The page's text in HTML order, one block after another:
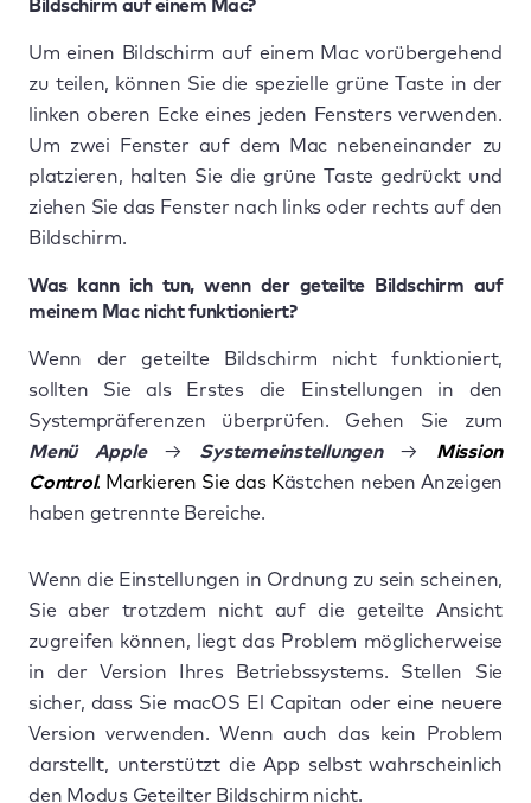
Bildschirm auf einem Mac?
Um einen Bildschirm auf einem Mac vorübergehend
zu teilen, können Sie die spezielle grüne Taste in der
linken oberen Ecke eines jeden Fensters verwenden.
Um zwei Fenster auf dem Mac nebeneinander zu
platzieren, halten Sie die grüne Taste gedrückt und
ziehen Sie das Fenster nach links oder rechts auf den
Bildschirm.
Was kann ich tun, wenn der geteilte Bildschirm auf
meinem Mac nicht funktioniert?
Wenn der geteilte Bildschirm nicht funktioniert,
sollten Sie als Erstes die Einstellungen in den
Systempräferenzen überprüfen. Gehen Sie zum
Menü Apple→ Systemeinstellungen → Mission
Control. Markieren Sie das Kästchen neben Anzeigen
haben getrennte Bereiche.
Wenn die Einstellungen in Ordnung zu sein scheinen,
Sie aber trotzdem nicht auf die geteilte Ansicht
zugreifen können, liegt das Problem möglicherweise
in der Version Ihres Betriebssystems. Stellen Sie
sicher, dass Sie macOS El Capitan oder eine neuere
Version verwenden. Wenn auch das kein Problem
darstellt, unterstützt die App selbst wahrscheinlich
den Modus Geteilter Bildschirm nicht.